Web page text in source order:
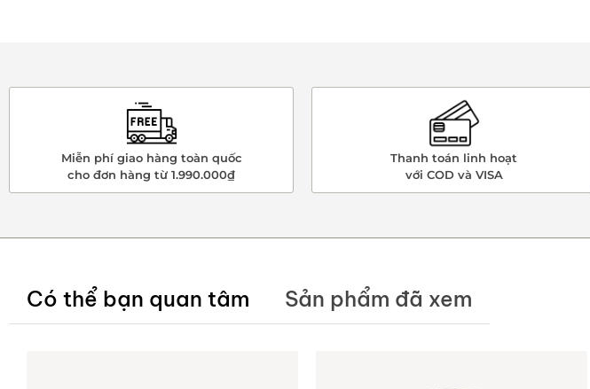
Miễn phí giao hàng toàn quốc
cho đơn hàng từ 1.990.000₫
Thanh toán linh hoạt
với COD và VISA
Có thể bạn quan tâm Sản phẩm đã xem